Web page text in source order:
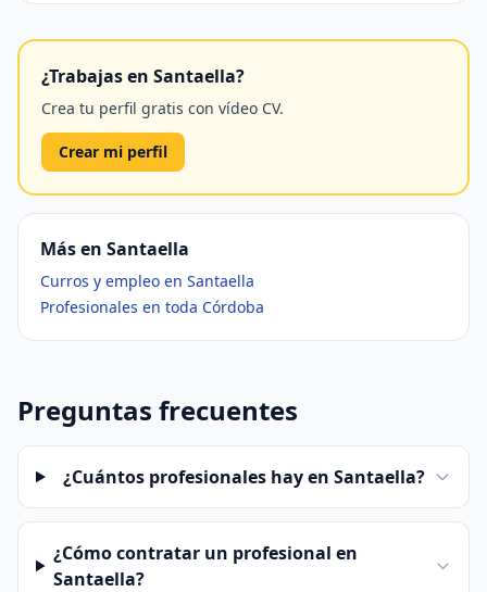
¿Trabajas en Santaella?
Crea tu perfil gratis con vídeo CV.
Crear mi perfil
Más en Santaella
Curros y empleo en Santaella
Profesionales en toda Córdoba
Preguntas frecuentes
¿Cuántos profesionales hay en Santaella?
¿Cómo contratar un profesional en
Santaella?